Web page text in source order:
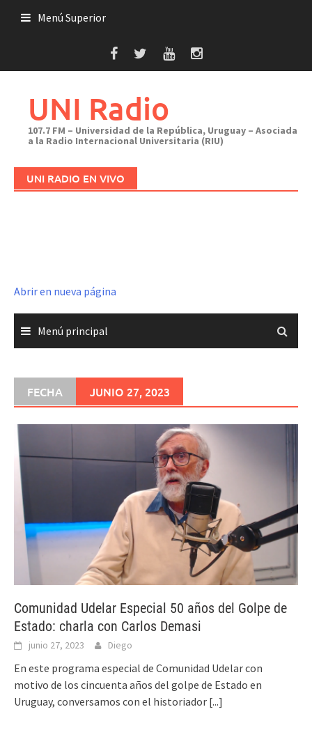
Menú Superior
UNI Radio
107.7 FM – Universidad de la República, Uruguay – Asociada
a la Radio Internacional Universitaria (RIU)
UNI RADIO EN VIVO
Abrir en nueva página
Menú principal
FECHA JUNIO 27, 2023
Comunidad Udelar Especial 50 años del Golpe de
Estado: charla con Carlos Demasi
junio 27, 2023 Diego
En este programa especial de Comunidad Udelar con
motivo de los cincuenta años del golpe de Estado en
Uruguay, conversamos con el historiador [...]